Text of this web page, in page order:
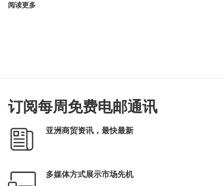
阅读更多
订阅每周免费电邮通讯
亚洲商贸资讯，最快最新
多媒体方式展示市场先机